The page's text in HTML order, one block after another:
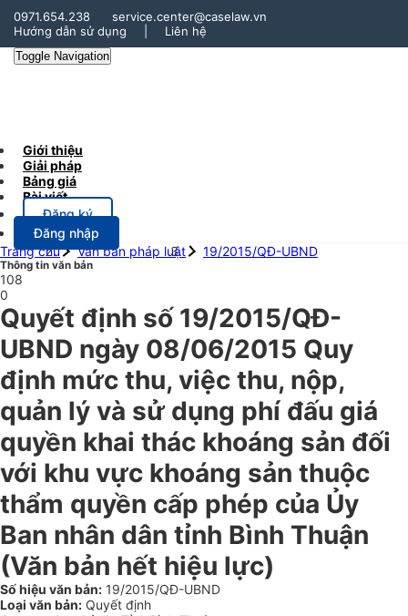
0971.654.238
service.center@caselaw.vn
Hướng dẫn sử dụng
Liên hệ
Toggle Navigation
Giới thiệu
Giải pháp
Bảng giá
Bài viết
Đăng ký
Đăng nhập
Trang chủ
Văn bản pháp luật 19/2015/QĐ-UBND
Thông tin văn bản
108
0
Quyết định số 19/2015/QĐ-
UBND ngày 08/06/2015 Quy
định mức thu, việc thu, nộp,
quản lý và sử dụng phí đấu giá
quyền khai thác khoáng sản đối
với khu vực khoáng sản thuộc
thẩm quyền cấp phép của Ủy
Ban nhân dân tỉnh Bình Thuận
(Văn bản hết hiệu lực)
Số hiệu văn bản: 19/2015/QĐ-UBND
Loại văn bản: Quyết định